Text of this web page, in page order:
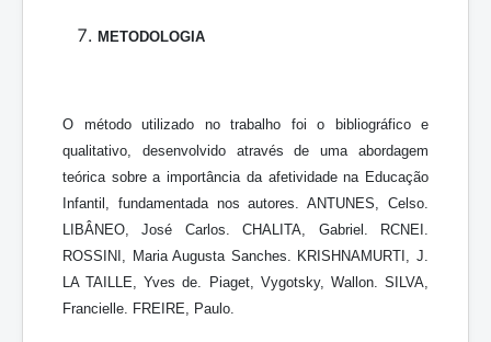
METODOLOGIA
O método utilizado no trabalho foi o bibliográfico e
qualitativo, desenvolvido através de uma abordagem
teórica sobre a importância da afetividade na Educação
Infantil, fundamentada nos autores. ANTUNES, Celso.
LIBÂNEO, José Carlos. CHALITA, Gabriel. RCNEI.
ROSSINI, Maria Augusta Sanches. KRISHNAMURTI, J.
LA TAILLE, Yves de. Piaget, Vygotsky, Wallon. SILVA,
Francielle. FREIRE, Paulo.